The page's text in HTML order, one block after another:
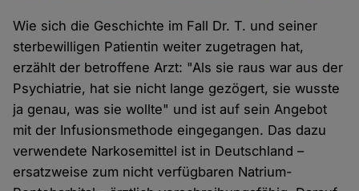
Wie sich die Geschichte im Fall Dr. T. und seiner
sterbewilligen Patientin weiter zugetragen hat,
erzählt der betroffene Arzt: "Als sie raus war aus der
Psychiatrie, hat sie nicht lange gezögert, sie wusste
ja genau, was sie wollte" und ist auf sein Angebot
mit der Infusionsmethode eingegangen. Das dazu
verwendete Narkosemittel ist in Deutschland –
ersatzweise zum nicht verfügbaren Natrium-